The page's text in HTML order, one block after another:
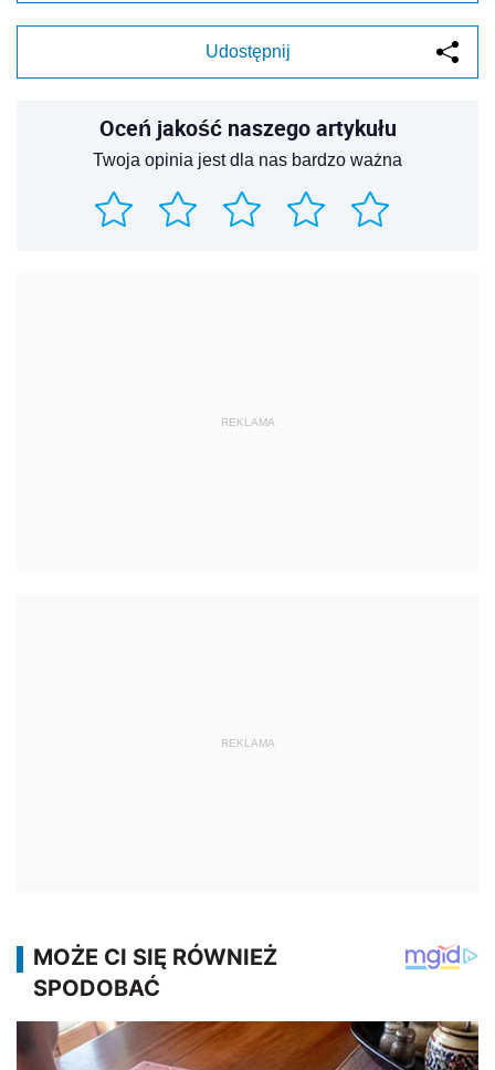
Udostępnij
Oceń jakość naszego artykułu
Twoja opinia jest dla nas bardzo ważna
REKLAMA
REKLAMA